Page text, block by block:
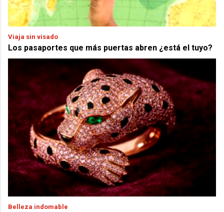
Viaja sin visado
Los pasaportes que más puertas abren ¿está el tuyo?
Belleza indomable